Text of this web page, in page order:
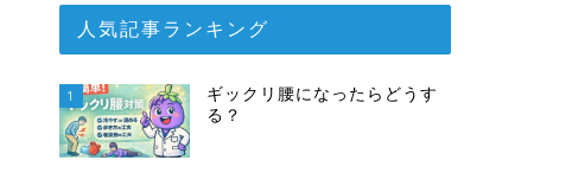
人気記事ランキング
1
ギックリ腰になったらどうす
る？